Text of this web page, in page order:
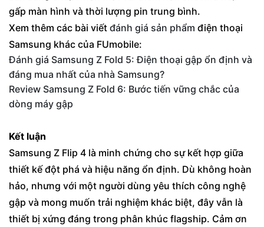
gấp màn hình và thời lượng pin trung bình.
Xem thêm các bài viết đánh giá sản phẩm điện thoại
Samsung khác của FUmobile:
Đánh giá Samsung Z Fold 5: Điện thoại gập ổn định và
đáng mua nhất của nhà Samsung?
Review Samsung Z Fold 6: Bước tiến vững chắc của
dòng máy gập
Kết luận
Samsung Z Flip 4 là minh chứng cho sự kết hợp giữa
thiết kế đột phá và hiệu năng ổn định. Dù không hoàn
hảo, nhưng với một người dùng yêu thích công nghệ
gập và mong muốn trải nghiệm khác biệt, đây vẫn là
thiết bị xứng đáng trong phân khúc flagship. Cảm ơn